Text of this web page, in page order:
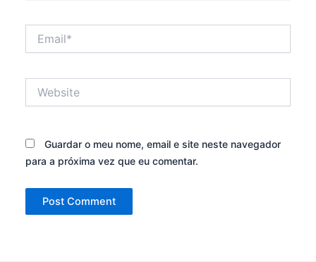
Guardar o meu nome, email e site neste navegador
para a próxima vez que eu comentar.